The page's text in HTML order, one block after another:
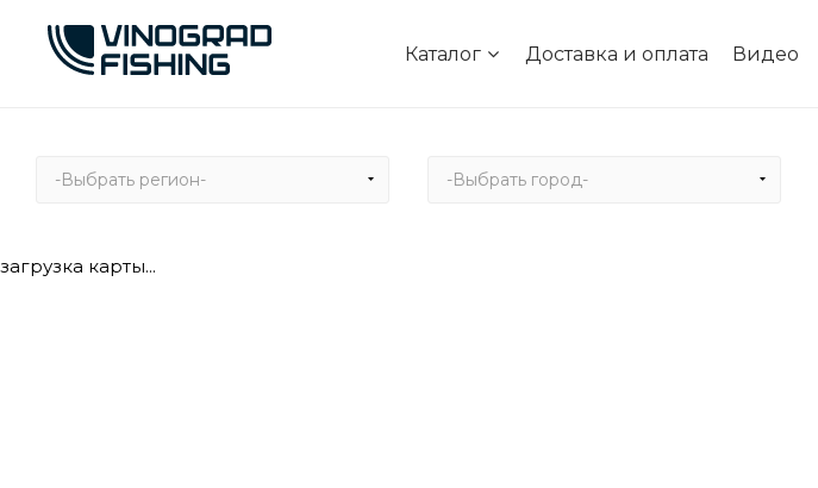
Каталог Доставка и оплата Видео
-Выбрать регион- -Выбрать город-
загрузка карты...